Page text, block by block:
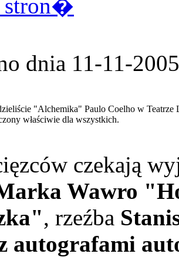
dnia 11-11-
"Alchemika" Paulo Coelho w Teatrze
właściwie dla wszystkich.
czekają
Wawro
, rzeźba
autografami